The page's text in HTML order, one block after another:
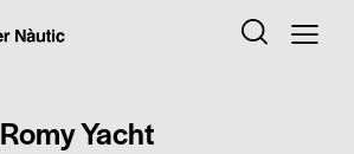
Romy Yacht